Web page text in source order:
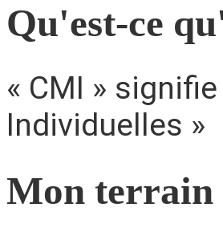
Qu'est-ce
« CMI »
Individuelles »
Mon terrain